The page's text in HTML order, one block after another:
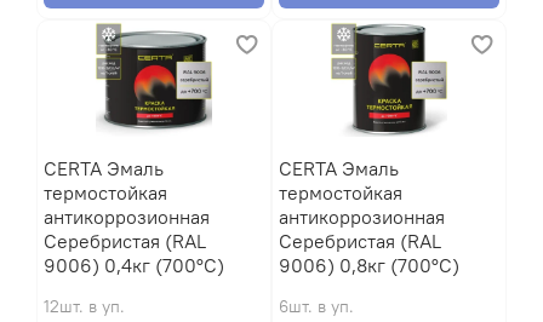
CERTA Эмаль
термостойкая
антикоррозионная
Серебристая (RAL
9006) 0,4кг (700°С)
12шт. в уп.
CERTA Эмаль
термостойкая
антикоррозионная
Серебристая (RAL
9006) 0,8кг (700°С)
6шт. в уп.